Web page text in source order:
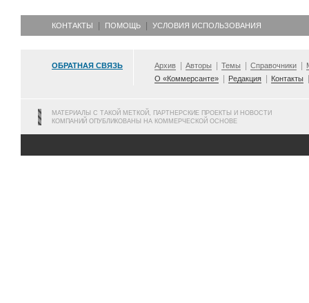
КОНТАКТЫ ПОМОЩЬ УСЛОВИЯ ИСПОЛЬЗОВАНИЯ
ОБРАТНАЯ СВЯЗЬ Архив Авторы Темы Справочники
О «Коммерсанте»
Редакция Контакты
МАТЕРИАЛЫ С ТАКОЙ МЕТКОЙ, ПАРТНЕРСКИЕ ПРОЕКТЫ И НОВОСТИ
КОМПАНИЙ ОПУБЛИКОВАНЫ НА КОММЕРЧЕСКОЙ ОСНОВЕ